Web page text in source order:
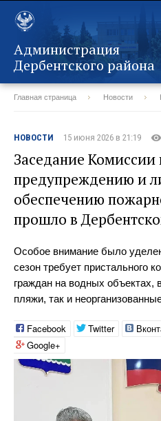
Администрация
Дербентского района
Главная страница Новости
НОВОСТИ 15 июня 2026 в 21:19
Заседание Комиссии
предупреждению и
обеспечению
прошло в
Особое внимание было
сезон требует пристального
граждан на водных объектах,
пляжи, так и
Facebook Twitter
Google+